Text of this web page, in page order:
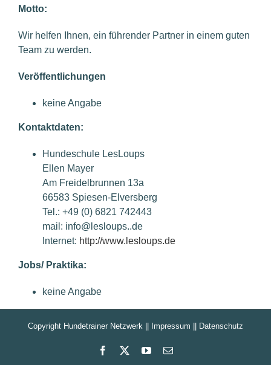
Motto:
Wir helfen Ihnen, ein führender Partner in einem guten
Team zu werden.
Veröffentlichungen
keine Angabe
Kontaktdaten:
Hundeschule LesLoups
Ellen Mayer
Am Freidelbrunnen 13a
66583 Spiesen-Elversberg
Tel.: +49 (0) 6821 742443
mail: info@lesloups..de
Internet: http://www.lesloups.de
Jobs/ Praktika:
keine Angabe
Copyright Hundetrainer Netzwerk || Impressum Datenschutz
Facebook YouTube
E-